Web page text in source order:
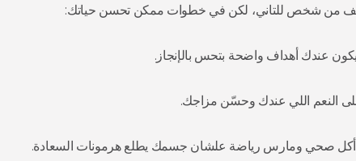
من شخص للتاني، لكن في خطوات ممكن تحسن حياتك:
عندك أهداف واضحة بتحس بالإنجاز.
النعم اللي عندك وحسّن مزاجك.
صحي ومارس رياضة علشان جسمك يطلع هرمونات السعادة.